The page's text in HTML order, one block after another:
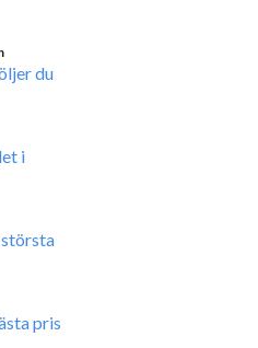
du
i
största
pris